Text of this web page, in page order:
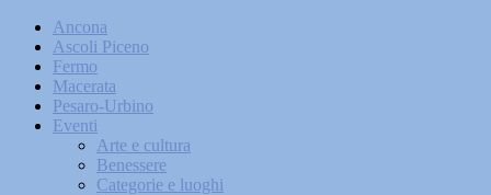
Ancona
Ascoli Piceno
Fermo
Macerata
Pesaro-Urbino
Eventi
Arte e cultura
Benessere
Categorie e luoghi